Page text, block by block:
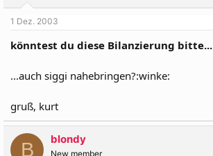
1 Dez. 2003
könntest du diese Bilanzierung bitte...
...auch siggi nahebringen?:winke:
gruß, kurt
B blondy
New member